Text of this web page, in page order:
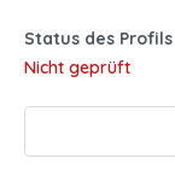
Status des Profils
Nicht geprüft